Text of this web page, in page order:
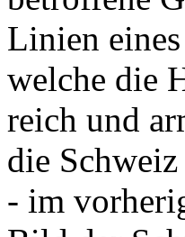
Linien
welche die
reich und
die
- im